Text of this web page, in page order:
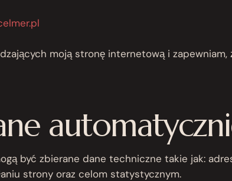
moją stronę internetową i
być zbierane dane techniczne takie jak:
strony oraz celom statystycznym.